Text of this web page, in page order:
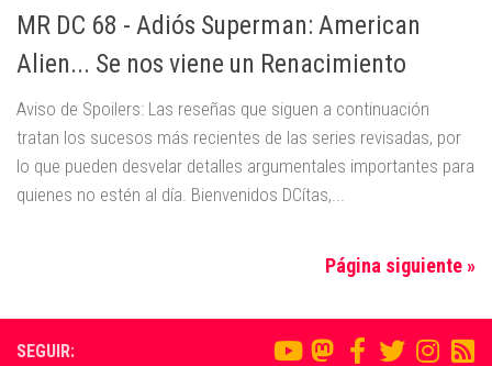
MR DC 68 - Adiós Superman: American
Alien... Se nos viene un Renacimiento
Aviso de Spoilers: Las reseñas que siguen a continuación
tratan los sucesos más recientes de las series revisadas, por
lo que pueden desvelar detalles argumentales importantes para
quienes no estén al día. Bienvenidos DCítas,...
Página siguiente »
SEGUIR: